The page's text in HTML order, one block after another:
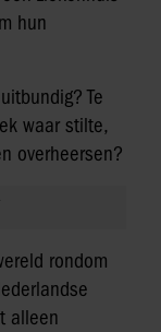
hun
Te
waar stilte,
overheersen?
rondom
alleen